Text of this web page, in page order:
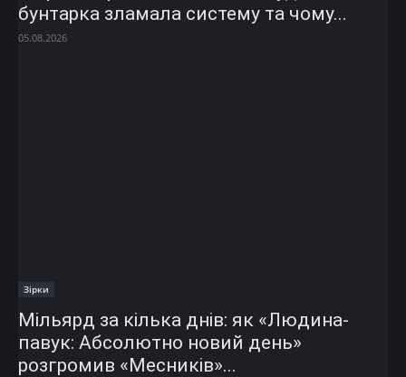
бунтарка зламала систему та чому...
05.08.2026
Зірки
Мільярд за кілька днів: як «Людина-
павук: Абсолютно новий день»
розгромив «Месників»...